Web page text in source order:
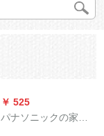
￥ 525
パナソニックの家庭